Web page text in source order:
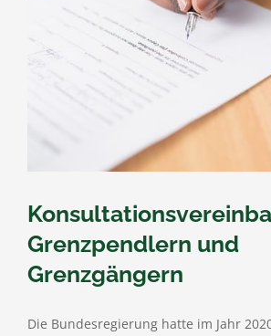
Grenzpendlern und
Grenzgängern
Die Bundesregierung hatte im Jahr